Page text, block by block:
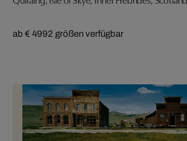
ab € 4992 größen verfügbar